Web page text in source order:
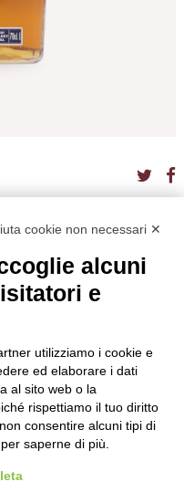
JACK
cookie non necessari ✕
alcuni
e
utilizziamo i cookie e
ed elaborare i dati
al sito web o la
rispettiamo il tuo diritto
consentire alcuni tipi di
saperne di più.